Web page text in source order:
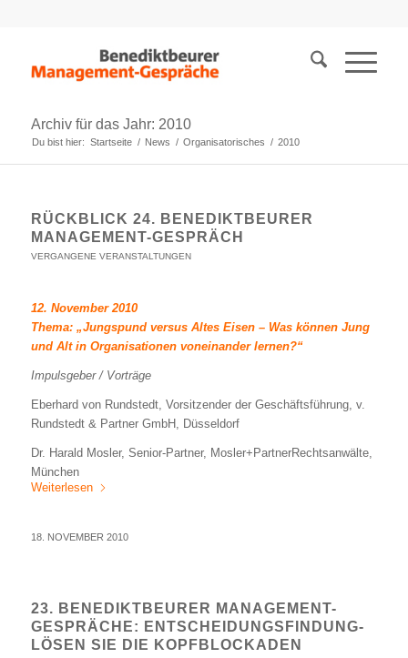
Archiv für das Jahr: 2010
Du bist hier: Startseite / News / Organisatorisches / 2010
RÜCKBLICK 24. BENEDIKTBEURER
MANAGEMENT-GESPRÄCH
VERGANGENE VERANSTALTUNGEN
12. November 2010
Thema: „Jungspund versus Altes Eisen – Was können Jung
und Alt in Organisationen voneinander lernen?“
Impulsgeber / Vorträge
Eberhard von Rundstedt, Vorsitzender der Geschäftsführung, v.
Rundstedt & Partner GmbH, Düsseldorf
Dr. Harald Mosler, Senior-Partner, Mosler+PartnerRechtsanwälte,
München
Weiterlesen
18. NOVEMBER 2010
23. BENEDIKTBEURER MANAGEMENT-
GESPRÄCHE: ENTSCHEIDUNGSFINDUNG-
LÖSEN SIE DIE KOPFBLOCKADEN